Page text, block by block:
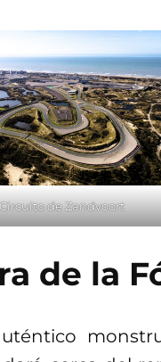
de Zandvoort
de la